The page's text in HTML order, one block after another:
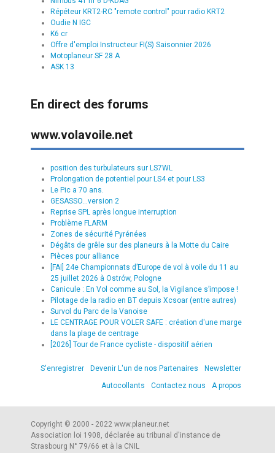
Répéteur KRT2-RC "remote control" pour radio KRT2
Oudie N IGC
K6 cr
Offre d'emploi Instructeur FI(S) Saisonnier 2026
Motoplaneur SF 28 A
ASK 13
En direct des forums
www.volavoile.net
position des turbulateurs sur LS7WL
Prolongation de potentiel pour LS4 et pour LS3
Le Pic a 70 ans.
GESASSO...version 2
Reprise SPL après longue interruption
Problème FLARM
Zones de sécurité Pyrénées
Dégâts de grêle sur des planeurs à la Motte du Caire
Pièces pour alliance
[FAI] 24e Championnats d’Europe de vol à voile du 11 au
25 juillet 2026 à Ostrów, Pologne
Canicule : En Vol comme au Sol, la Vigilance s’impose !
Pilotage de la radio en BT depuis Xcsoar (entre autres)
Survol du Parc de la Vanoise
LE CENTRAGE POUR VOLER SAFE : création d'une marge
dans la plage de centrage
[2026] Tour de France cycliste - dispositif aérien
S'enregistrer Devenir L'un de nos Partenaires
Newsletter
Autocollants
Contactez nous A propos
Copyright © 2000 - 2022 www.planeur.net
Association loi 1908, déclarée au tribunal d'instance de
Strasbourg N° 79/66 et à la CNIL